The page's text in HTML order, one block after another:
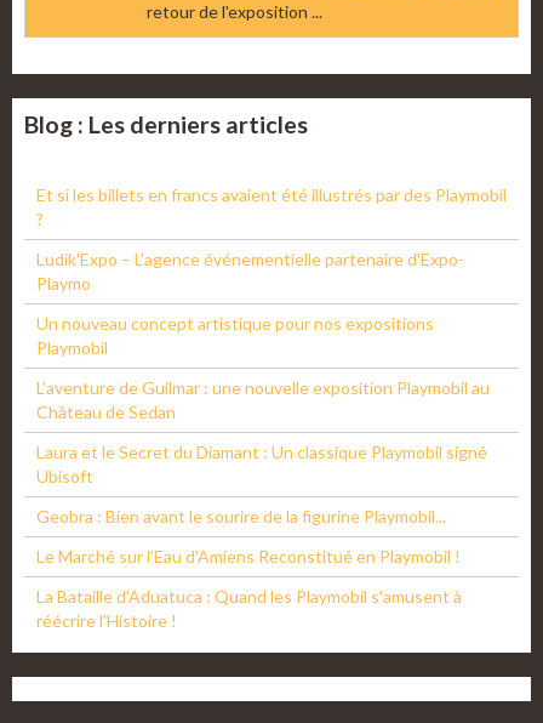
retour de l'exposition ...
Blog : Les derniers articles
Et si les billets en francs avaient été illustrés par des Playmobil
?
Ludik'Expo – L'agence événementielle partenaire d'Expo-
Playmo
Un nouveau concept artistique pour nos expositions
Playmobil
L'aventure de Guilmar : une nouvelle exposition Playmobil au
Château de Sedan
Laura et le Secret du Diamant : Un classique Playmobil signé
Ubisoft
Geobra : Bien avant le sourire de la figurine Playmobil...
Le Marché sur l'Eau d'Amiens Reconstitué en Playmobil !
La Bataille d'Aduatuca : Quand les Playmobil s'amusent à
réécrire l'Histoire !